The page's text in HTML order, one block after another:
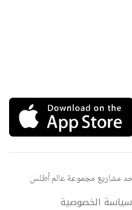
عالم أطلس
سياسة الخصوصية